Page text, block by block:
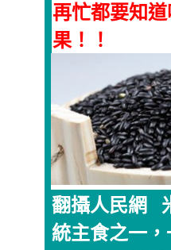
再忙都要知
果！！
翻攝人民網
統主食之一